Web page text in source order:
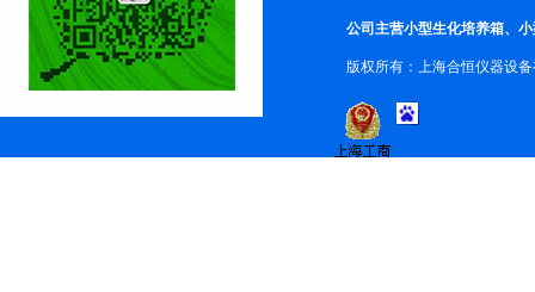
公司主营小型生化培养箱、
版权所有：上海合恒仪器设